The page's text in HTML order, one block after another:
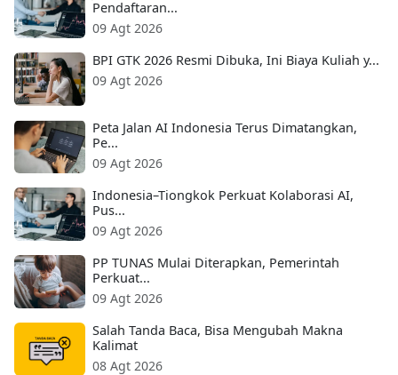
Pendaftaran...
09 Agt 2026
BPI GTK 2026 Resmi Dibuka, Ini Biaya Kuliah y...
09 Agt 2026
Peta Jalan AI Indonesia Terus Dimatangkan,
Pe...
09 Agt 2026
Indonesia–Tiongkok Perkuat Kolaborasi AI,
Pus...
09 Agt 2026
PP TUNAS Mulai Diterapkan, Pemerintah
Perkuat...
09 Agt 2026
Salah Tanda Baca, Bisa Mengubah Makna
Kalimat
08 Agt 2026